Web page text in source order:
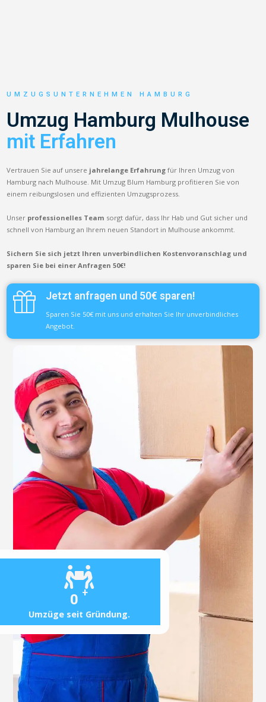
0 +
Umzüge seit Gründung.
UMZUGSUNTERNEHMEN HAMBURG
Umzug Hamburg Mulhouse
mit Erfahren
Vertrauen Sie auf unsere jahrelange Erfahrung für Ihren Umzug von
Hamburg nach Mulhouse. Mit Umzug Blum Hamburg profitieren Sie von
einem reibungslosen und effizienten Umzugsprozess.
Unser professionelles Team sorgt dafür, dass Ihr Hab und Gut sicher und
schnell von Hamburg an Ihrem neuen Standort in Mulhouse ankommt.
Sichern Sie sich jetzt Ihren unverbindlichen Kostenvoranschlag und
sparen Sie bei einer Anfragen 50€!
Jetzt anfragen und 50€ sparen!
Sparen Sie 50€ mit uns und erhalten Sie Ihr unverbindliches
Angebot.